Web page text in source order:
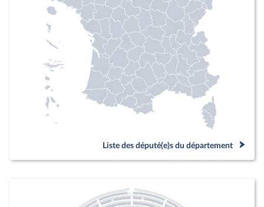
Liste des député(e)s du département